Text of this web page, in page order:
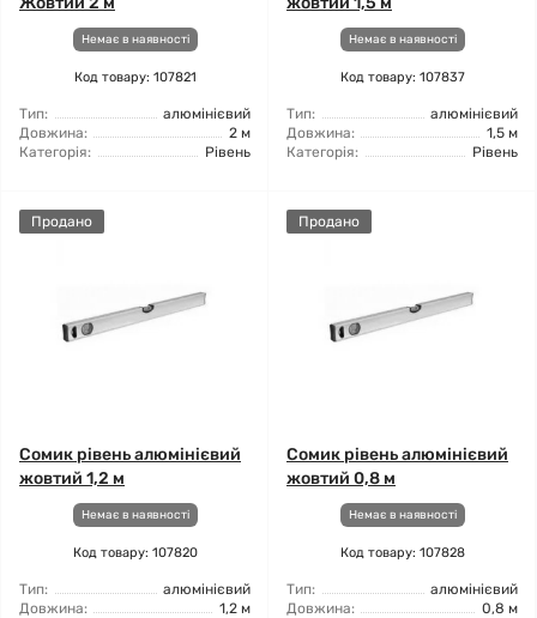
Немає в наявності
Код товару: 107821
Тип:
алюмінієвий
Довжина:
2 м
Категорія:
Рівень
Немає в наявності
Код товару: 107837
Тип:
алюмінієвий
Довжина:
1,5 м
Категорія:
Рівень
Продано
Сомик рівень алюмінієвий
жовтий 1,2 м
Немає в наявності
Код товару: 107820
Тип:
алюмінієвий
Довжина:
1,2 м
Продано
Сомик рівень алюмінієвий
жовтий 0,8 м
Немає в наявності
Код товару: 107828
Тип:
алюмінієвий
Довжина:
0,8 м